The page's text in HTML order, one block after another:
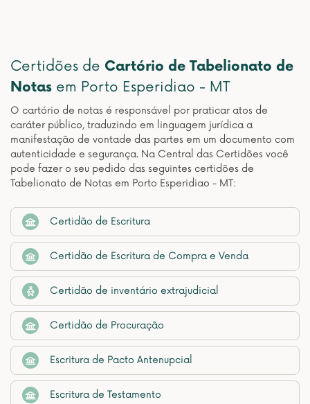
Certidões de Cartório de Tabelionato de
Notas em Porto Esperidiao - MT
O cartório de notas é responsável por praticar atos de
caráter público, traduzindo em linguagem jurídica a
manifestação de vontade das partes em um documento com
autenticidade e segurança. Na Central das Certidões você
pode fazer o seu pedido das seguintes certidões de
Tabelionato de Notas em Porto Esperidiao - MT:
Certidão de Escritura
Certidão de Escritura de Compra e Venda
Certidão de inventário extrajudicial
Certidão de Procuração
Escritura de Pacto Antenupcial
Escritura de Testamento